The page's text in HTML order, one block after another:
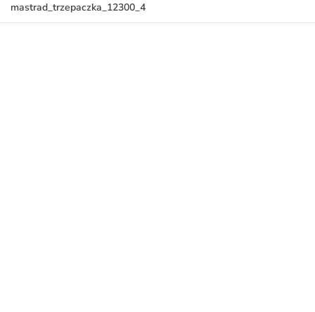
mastrad_trzepaczka_12300_4